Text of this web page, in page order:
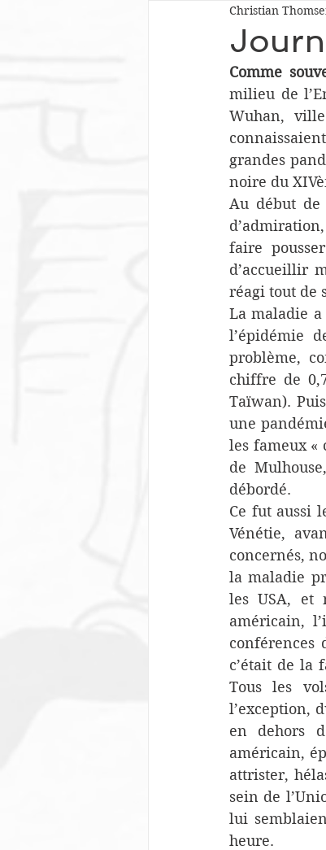
Une étrange patiente
Littérature Un si
Confinés volontaires
Christian
Comme
milieu de
Wuhan,
grandes
noire du
Au début de
faire
d’accueillir
réagi tout de
La maladie
l’épidémie
problème,
chiffre de
Taïwan).
une
les fameux «
de
débordé.
Ce fut aussi
Vénétie,
concernés,
la maladie
les USA, et
américain,
conférences
c’était de la
Tous les
l’exception,
en dehors
américain,
attrister,
sein de
lui
heure.